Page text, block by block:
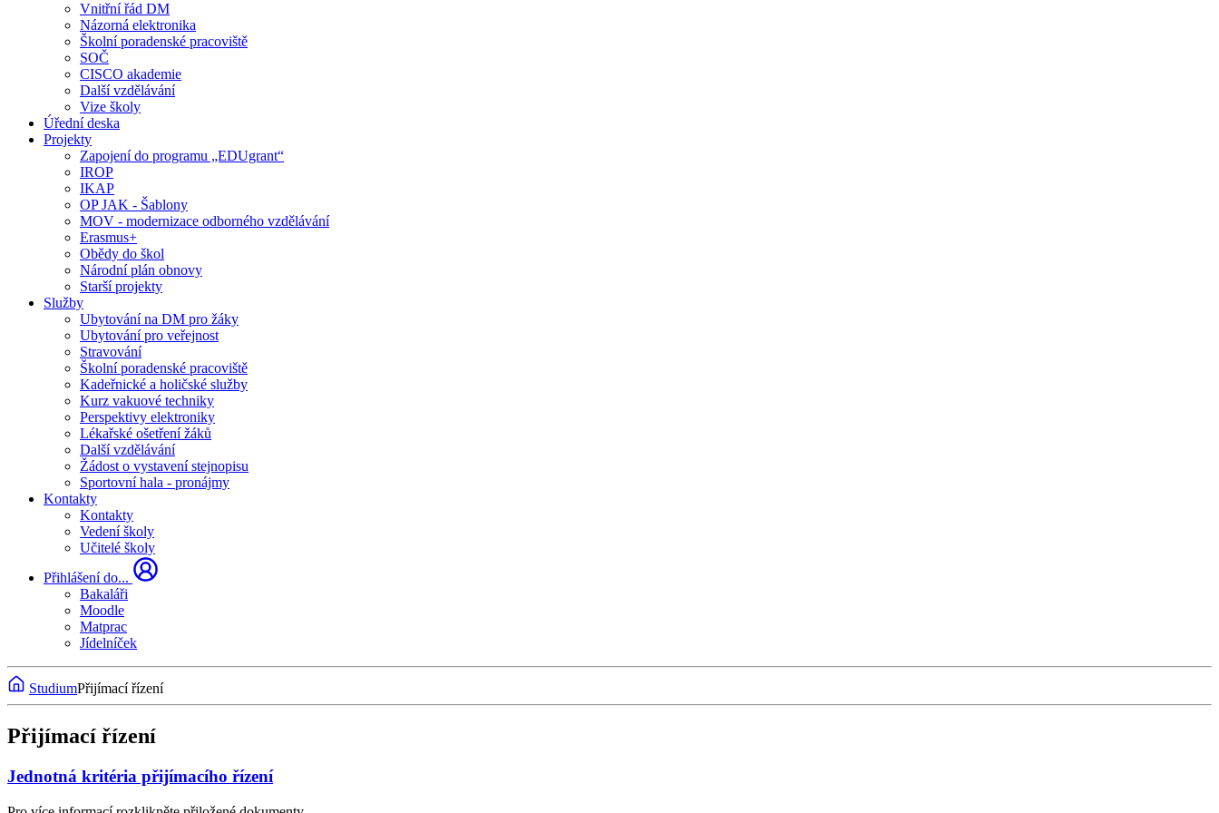
Vnitřní řád DM
Názorná elektronika
Školní poradenské pracoviště
SOČ
CISCO akademie
Další vzdělávání
Vize školy
Úřední deska
Projekty
Zapojení do programu „EDUgrant“
IROP
IKAP
OP JAK - Šablony
MOV - modernizace odborného vzdělávání
Erasmus+
Obědy do škol
Národní plán obnovy
Starší projekty
Služby
Ubytování na DM pro žáky
Ubytování pro veřejnost
Stravování
Školní poradenské pracoviště
Kadeřnické a holičské služby
Kurz vakuové techniky
Perspektivy elektroniky
Lékařské ošetření žáků
Další vzdělávání
Žádost o vystavení stejnopisu
Sportovní hala - pronájmy
Kontakty
Kontakty
Vedení školy
Učitelé školy
Přihlášení do...
Bakaláři
Moodle
Matprac
Jídelníček
StudiumPřijímací řízení
Přijímací řízení
Jednotná kritéria přijímacího řízení